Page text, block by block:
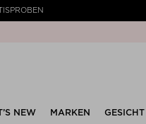
NEW MARKEN GESICHT